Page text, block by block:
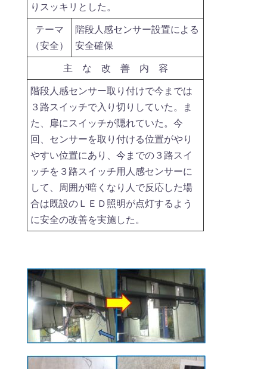
りスッキリとした。
テーマ
（安全）
階段人感センサー設置による
安全確保
主 な 改 善 内 容
階段人感センサー取り付けで今までは
３路スイッチで入り切りしていた。ま
た、扉にスイッチが隠れていた。今
回、センサーを取り付ける位置がやり
やすい位置にあり、今までの３路スイ
ッチを３路スイッチ用人感センサーに
して、周囲が暗くなり人で反応した場
合は既設のＬＥＤ照明が点灯するよう
に安全の改善を実施した。